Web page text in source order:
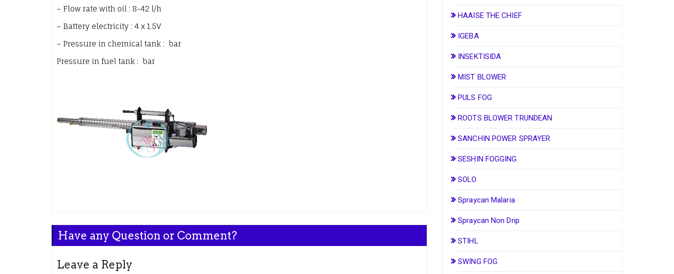
– Flow rate with oil : 8-42 l/h
– Battery electricity : 4 x 1.5V
– Pressure in chemical tank : bar
Pressure in fuel tank : bar
Have any Question or Comment?
Leave a Reply
HAAISE THE CHIEF
IGEBA
INSEKTISIDA
MIST BLOWER
PULS FOG
ROOTS BLOWER TRUNDEAN
SANCHIN POWER SPRAYER
SESHIN FOGGING
SOLO
Spraycan Malaria
Spraycan Non Drip
STIHL
SWING FOG